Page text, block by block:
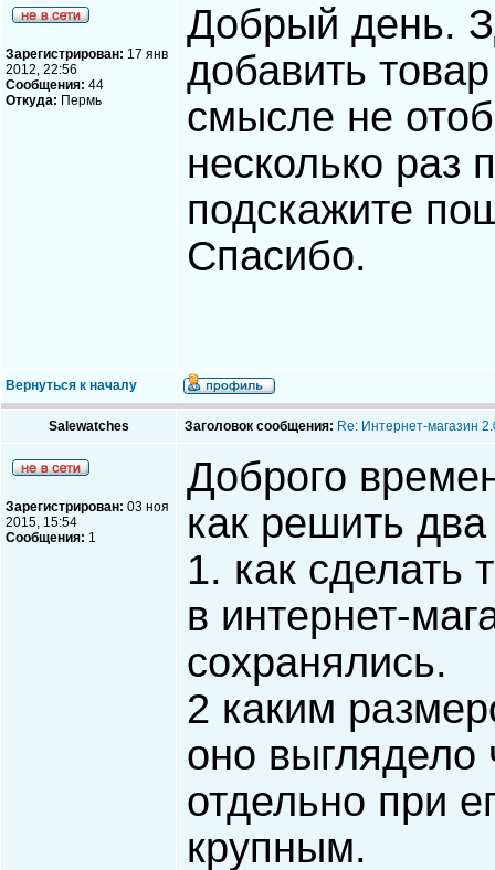
Зарегистрирован: 17 янв
2012, 22:56
Сообщения: 44
Откуда: Пермь
Добрый день.
добавить
смысле не
несколько раз
подскажите
Спасибо.
Вернуться к началу
Salewatches Заголовок сообщения: Re: Интернет-магазин
Зарегистрирован: 03 ноя
2015, 15:54
Сообщения: 1
Доброго
как решить
1. как сделать
в интернет-
сохранялись.
2 каким
оно выглядело
отдельно при
крупным.